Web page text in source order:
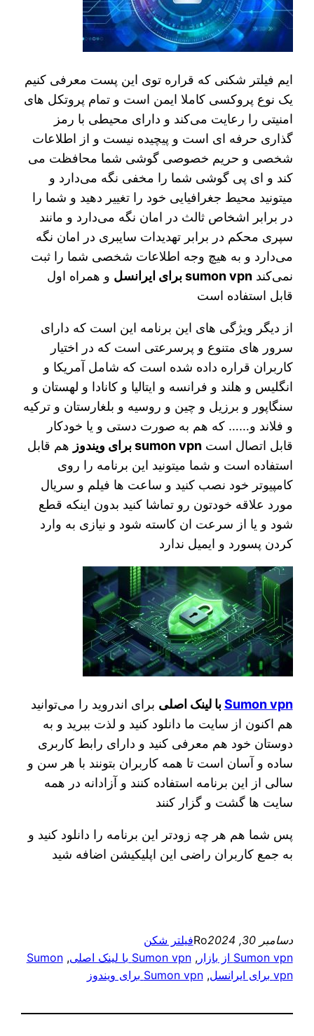
ایم فیلتر شکنی که قراره توی اين پست معرفی کنیم
یک نوع پروکسی کاملا ایمن است و تمام پروتکل های
امنیتی را رعایت می‌کند و دارای محیطی با رمز
گذاری حرفه ای است و پیچیده نیست و از اطلاعات
شخصی و حریم خصوصی گوشی شما محافظت می
کند و ای پی گوشی شما را مخفی نگه می‌دارد و
میتونید محیط جغرافیایی خود را تغییر دهید و شما را
در برابر اشخاص ثالث در امان نگه می‌دارد و مانند
سپری محکم در برابر تهدیدات سایبری در امان نگه
می‌دارد و به هیچ وجه اطلاعات شخصی شما را ثبت
نمی‌کندsumon vpn برای ایرانسل
و همراه اول
قابل استفاده است
از دیگر ویژگی های این برنامه این است که دارای
سرور های متنوع و پرسرعتی است که در اختیار
کاربران قراره داده شده است که شامل آمریکا و
انگلیس و هلند و فرانسه و ایتالیا و کانادا و لهستان و
سنگاپور و برزیل و چین و روسیه و بلغارستان و ترکیه
و فلاند و…… که هم به صورت دستی و یا خودکار
قابل اتصال استsumon vpn برای ویندوز
هم قابل
استفاده است و شما میتونید این برنامه را روی
کامپیوتر خود نصب کنید و ساعت ها فیلم و سریال
مورد علاقه خودتون رو تماشا کنید بدون اینکه قطع
شود و یا از سرعت ان کاسته شود و نیازی به وارد
کردن پسورد و ایمیل ندارد
Sumon vpnبا لینک اصلی برای اندروید را می‌توانید
هم اکنون از سایت ما دانلود کنید و لذت ببرید و به
دوستان خود هم معرفی کنید و دارای رابط کاربری
ساده و آسان است تا همه کاربران بتونند با هر سن و
سالی از این برنامه استفاده کنند و آزادانه در همه
سایت ها گشت و گزار کنند
پس شما هم هر چه زودتر این برنامه را دانلود کنید و
به جمع کاربران راضی این اپلیکیشن اضافه شید
دسامبر 30, 2024 Roفیلتر شکن
Sumon vpn از بازار
, Sumon vpn با لینک اصلی ,
Sumon
vpn برای ایرانسل
, Sumon vpn برای ویندوز